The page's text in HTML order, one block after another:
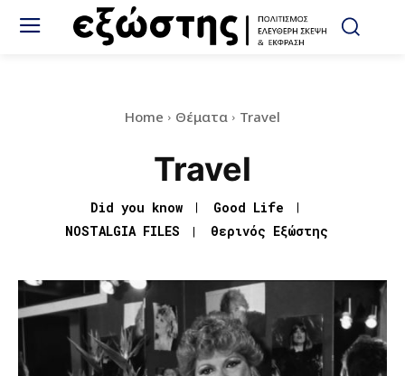
Home Θέματα Travel
Travel
Did you know
Good Life
NOSTALGIA FILES
Θερινός Εξώστης